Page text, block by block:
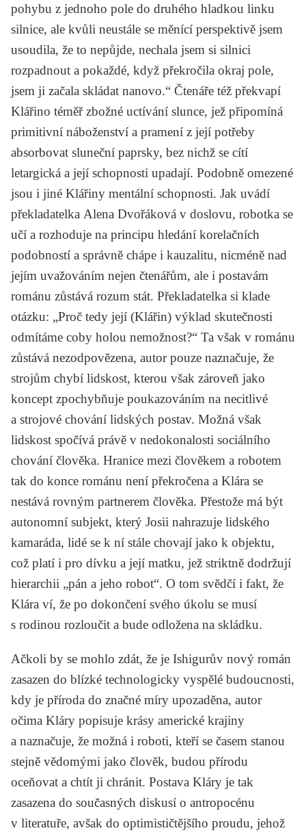
pohybu z jednoho pole do druhého hladkou linku
silnice, ale kvůli neustále se měnící perspektivě jsem
usoudila, že to nepůjde, nechala jsem si silnici
rozpadnout a pokaždé, když překročila okraj pole,
jsem ji začala skládat nanovo.“ Čtenáře též překvapí
Klářino téměř zbožné uctívání slunce, jež připomíná
primitivní náboženství a pramení z její potřeby
absorbovat sluneční paprsky, bez nichž se cítí
letargická a její schopnosti upadají. Podobně omezené
jsou i jiné Klářiny mentální schopnosti. Jak uvádí
překladatelka Alena Dvořáková v doslovu, robotka se
učí a rozhoduje na principu hledání korelačních
podobností a správně chápe i kauzalitu, nicméně nad
jejím uvažováním nejen čtenářům, ale i postavám
románu zůstává rozum stát. Překladatelka si klade
otázku: „Proč tedy její (Klářin) výklad skutečnosti
odmítáme coby holou nemožnost?“ Ta však v románu
zůstává nezodpovězena, autor pouze naznačuje, že
strojům chybí lidskost, kterou však zároveň jako
koncept zpochybňuje poukazováním na necitlivé
a strojové chování lidských postav. Možná však
lidskost spočívá právě v nedokonalosti sociálního
chování člověka. Hranice mezi člověkem a robotem
tak do konce románu není překročena a Klára se
nestává rovným partnerem člověka. Přestože má být
autonomní subjekt, který Josii nahrazuje lidského
kamaráda, lidé se k ní stále chovají jako k objektu,
což platí i pro dívku a její matku, jež striktně dodržují
hierarchii „pán a jeho robot“. O tom svědčí i fakt, že
Klára ví, že po dokončení svého úkolu se musí
s rodinou rozloučit a bude odložena na skládku.
Ačkoli by se mohlo zdát, že je Ishigurův nový román
zasazen do blízké technologicky vyspělé budoucnosti,
kdy je příroda do značné míry upozaděna, autor
očima Kláry popisuje krásy americké krajiny
a naznačuje, že možná i roboti, kteří se časem stanou
stejně vědomými jako člověk, budou přírodu
oceňovat a chtít ji chránit. Postava Kláry je tak
zasazena do současných diskusí o antropocénu
v literatuře, avšak do optimističtějšího proudu, jehož